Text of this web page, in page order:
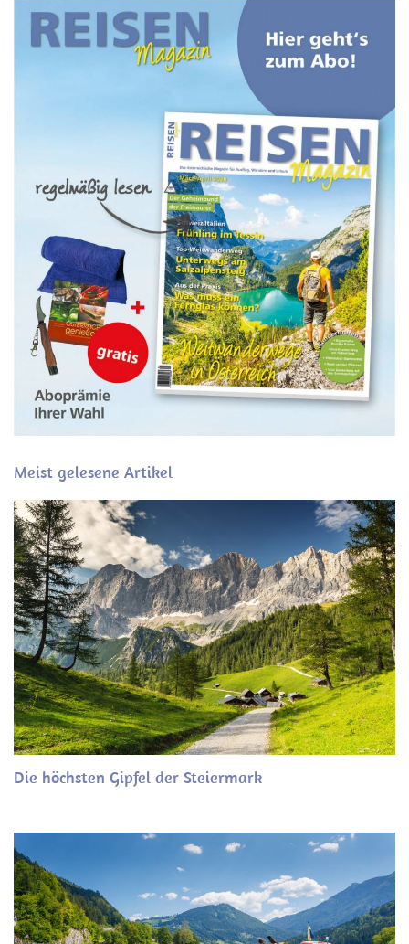
Meist gelesene Artikel
Die höchsten Gipfel der Steiermark